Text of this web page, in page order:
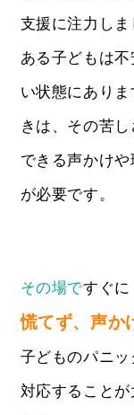
支援に注力し
ある子どもは
い状態にあり
きは、その苦
できる声かけ
が必要です。
その場ですぐに
慌てず、声か
子どものパニ
対応することが